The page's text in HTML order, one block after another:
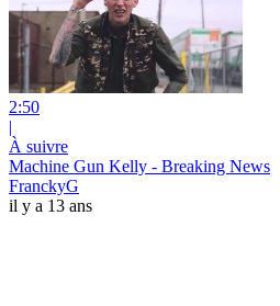
2:50
|
À suivre
Machine Gun Kelly - Breaking News
FranckyG
il y a 13 ans